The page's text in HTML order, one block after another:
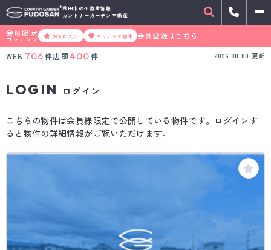
秋田市の不動産情報
カントリーガーデン不動産
会員限定
コンテンツ お気に入り マッチング物件
会員登録はこちら
WEB 706件店頭400 件 2026.08.08 更新
LOGIN ログイン
こちらの物件は会員様限定で公開している物件です。ログインす
ると物件の詳細情報がご覧いただけます。